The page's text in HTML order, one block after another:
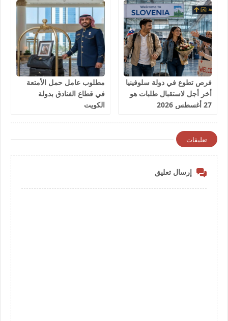
فرص تطوع في دولة سلوفينيا
أخر أجل لاستقبال طلبات هو
27 أغسطس 2026
مطلوب عامل حمل الأمتعة
في قطاع الفنادق بدولة
الكويت
تعليقات
إرسال تعليق